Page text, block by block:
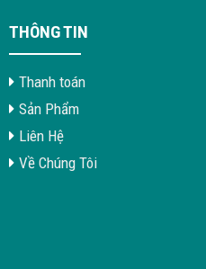
THÔNG TIN
Thanh toán
Sản Phẩm
Liên Hệ
Về Chúng Tôi